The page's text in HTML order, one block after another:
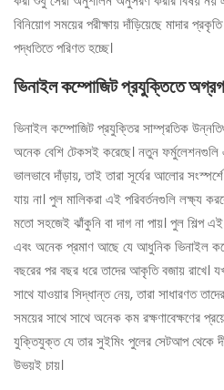
বিনিয়োগ সময়ের পরীক্ষায় দাঁড়িয়েছে মাদার
পদ্ধতিতে পরিণত হচ্ছে।
ভিনাইল কম্পোজিট প্রযুক্তিতে
ভিনাইল কম্পোজিট প্রযুক্তির সাম্প্রতিক
অনেক বেশি টেকসই করেছে। নতুন
ভালভাবে দাঁড়ায়, তাই তারা সূর্যের আলোর
যায় না। পুল মালিকরা এই পরিবর্তনগুলি লক্ষ্য
মতো সহজেই ঝাঁকুনি বা দাগ না পায়। পুল শিল্প এই
এবং অনেক প্রমাণ আছে যে আধুনিক ভিনাইল
বছরের পর বছর ধরে তাদের আকৃতি বজায়
সাথে যাওয়ার সিদ্ধান্ত নেয়, তারা সাধারণত
সময়ের সাথে সাথে অনেক কম রক্ষণাবেক্ষণের
যুক্তিযুক্ত যে তার সুইমিং পুলের সেটআপ থেকে
উভয়ই চায়।